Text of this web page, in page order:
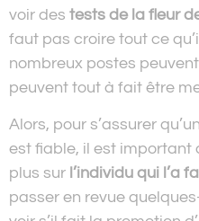
voir des tests de la fleur
faut pas croire tout ce
nombreux postes
peuvent tout à fait être
Alors, pour s’assurer
est fiable, il est important
plus sur l’individu qui l’a
passer en revue